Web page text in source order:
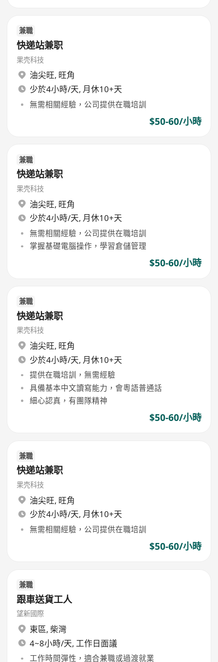
兼職
快递站兼职
果壳科技
油尖旺, 旺角
少於4小時/天, 月休10+天
無需相關經驗，公司提供在職培訓
$50-60/小時
兼職
快递站兼职
果壳科技
油尖旺, 旺角
少於4小時/天, 月休10+天
無需相關經驗，公司提供在職培訓
掌握基礎電腦操作，學習倉儲管理
$50-60/小時
兼職
快递站兼职
果壳科技
油尖旺, 旺角
少於4小時/天, 月休10+天
提供在職培訓，無需經驗
具備基本中文讀寫能力，會粵語普通話
細心認真，有團隊精神
$50-60/小時
兼職
快递站兼职
果壳科技
油尖旺, 旺角
少於4小時/天, 月休10+天
無需相關經驗，公司提供在職培訓
$50-60/小時
兼職
跟車送貨工人
望新國際
東區, 柴灣
4~8小時/天, 工作日面議
工作時間彈性，適合兼職或過渡就業